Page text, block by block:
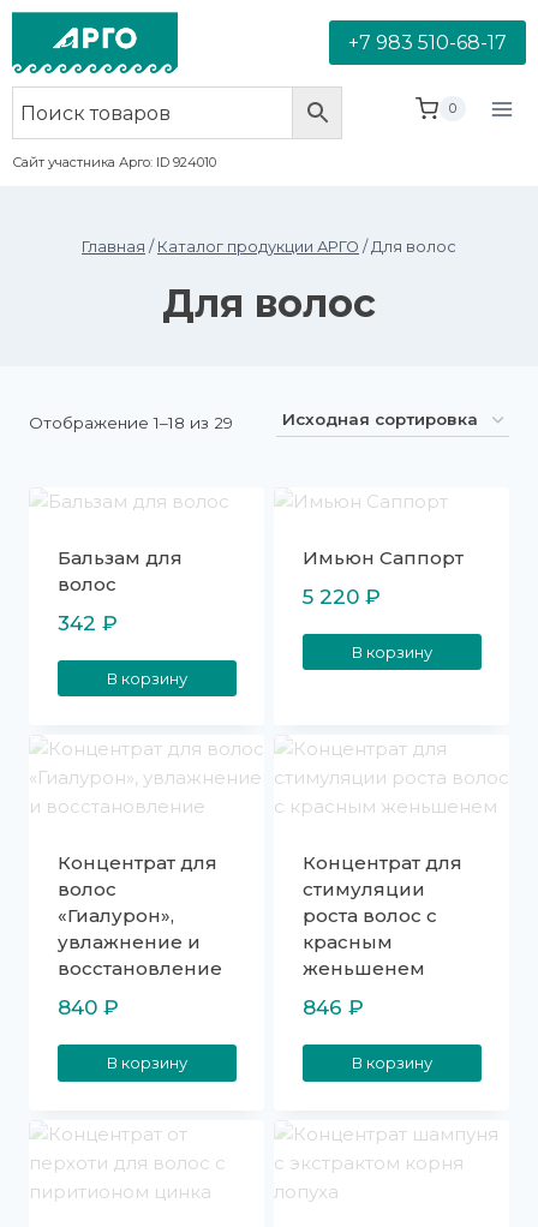
+7 983 510-68-17
Сайт участника Арго: ID 924010
0
Главная / Каталог продукции АРГО / Для волос
Для волос
Отображение 1–18 из 29
Бальзам для
волос
342 ₽
В корзину
Имьюн Саппорт
5 220 ₽
В корзину
Концентрат для
волос
«Гиалурон»,
увлажнение и
восстановление
840 ₽
В корзину
Концентрат для
стимуляции
роста волос с
красным
женьшенем
846 ₽
В корзину